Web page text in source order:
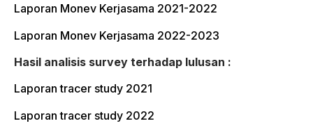
Laporan Monev Kerjasama 2021-2022
Laporan Monev Kerjasama 2022-2023
Hasil analisis survey terhadap lulusan :
Laporan tracer study 2021
Laporan tracer study 2022